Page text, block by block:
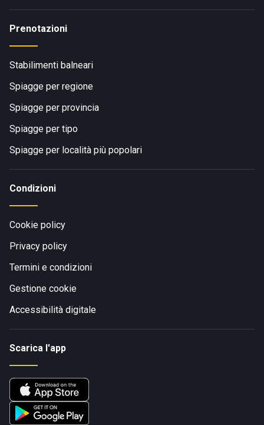
Prenotazioni
Stabilimenti balneari
Spiagge per regione
Spiagge per provincia
Spiagge per tipo
Spiagge per località più popolari
Condizioni
Cookie policy
Privacy policy
Termini e condizioni
Gestione cookie
Accessibilità digitale
Scarica l'app